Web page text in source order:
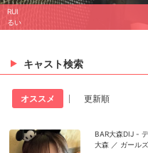
RUI
るい
キャスト検索
オススメ 更新順
BAR大森DIJ -
大森 ／ ガール